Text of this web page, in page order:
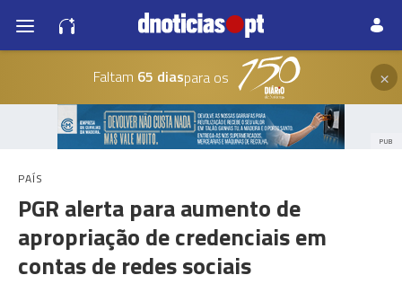
Faltam 65 diaspara os ×
PUB
PAÍS
PGR alerta para aumento de
apropriação de credenciais em
contas de redes sociais